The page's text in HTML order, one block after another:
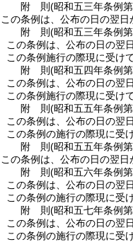
附 則(昭和五三年条例
この条例は、公布の日の翌日
附 則(昭和五三年条例
この条例は、公布の日の翌
この条例施行の際現に受け
附 則(昭和五四年条例
この条例は、公布の日の翌
この条例施行の際現に受け
附 則(昭和五五年条例
この条例は、公布の日の翌
この条例の施行の際現に受
附 則(昭和五五年条例
この条例は、公布の日の翌日
附 則(昭和五六年条例
この条例は、公布の日の翌
この条例の施行の際現に受
附 則(昭和五七年条例
この条例は、公布の日の翌
この条例の施行の際現に受